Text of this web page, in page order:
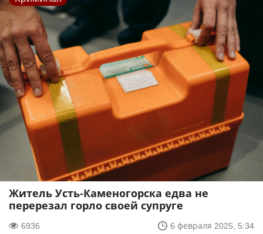
Житель Усть-Каменогорска едва не
перерезал горло своей супруге
6936 6 февраля 2025, 5:34